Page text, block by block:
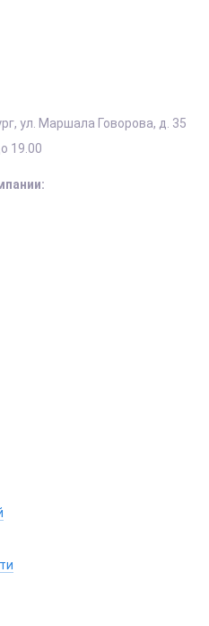
, ул. Маршала Говорова, д. 35
19.00